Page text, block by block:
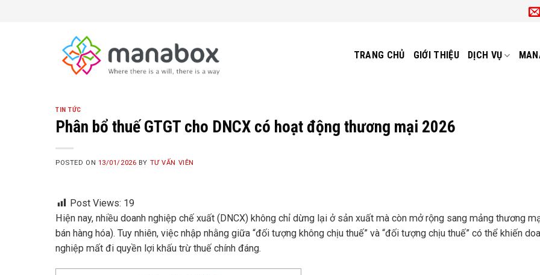
TRANG CHỦ
GIỚI THIỆU DỊCH VỤ
TIN TỨC
Phân bổ thuế GTGT cho DNCX có hoạt động thương mại 2026
POSTED ON 13/01/2026 BY TƯ VẤN VIÊN
Post Views: 19
Hiện nay, nhiều doanh nghiệp chế xuất (DNCX) không chỉ dừng lại ở sản xuất mà còn mở rộng sang mảng thương
bán hàng hóa). Tuy nhiên, việc nhập nhằng giữa “đối tượng không chịu thuế” và “đối tượng chịu thuế” có thể khiến
nghiệp mất đi quyền lợi khấu trừ thuế chính đáng.